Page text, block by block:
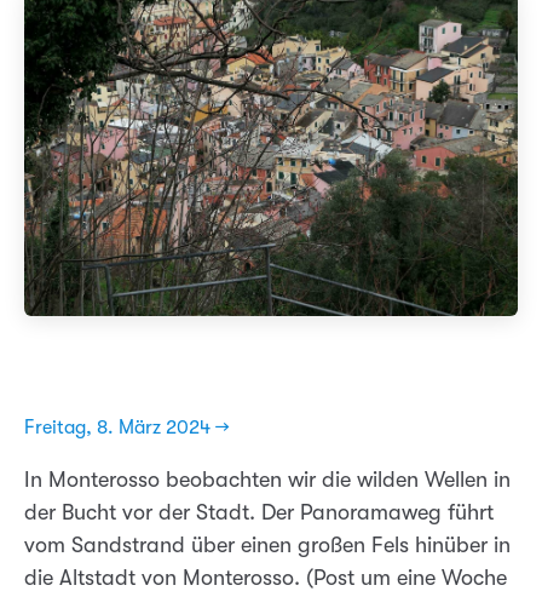
Freitag, 8. März 2024 →
In Monterosso beobachten wir die wilden Wellen in
der Bucht vor der Stadt. Der Panoramaweg führt
vom Sandstrand über einen großen Fels hinüber in
die Altstadt von Monterosso. (Post um eine Woche